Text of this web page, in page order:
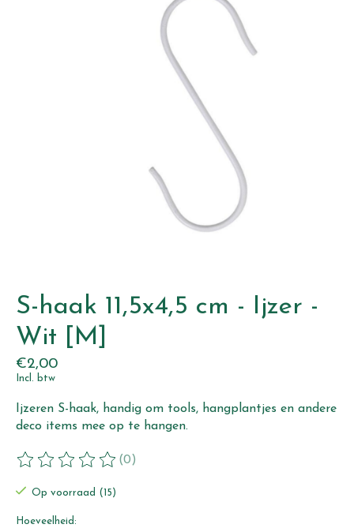
S-haak 11,5x4,5 cm - Ijzer -
Wit [M]
€2,00
Incl. btw
Ijzeren S-haak, handig om tools, hangplantjes en andere
deco items mee op te hangen.
De beoordeling van dit product is
(0)
Op voorraad (15)
Hoeveelheid: